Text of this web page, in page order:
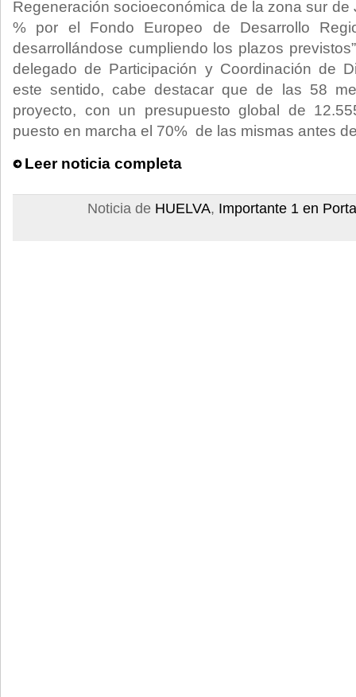
Regeneración socioeconómica de la zona sur
% por el Fondo Europeo de Desarrollo
desarrollándose cumpliendo los plazos
delegado de Participación y Coordinación de
este sentido, cabe destacar que de las 58
proyecto, con un presupuesto global de
puesto en marcha el 70% de las mismas antes
Leer noticia completa
Noticia de HUELVA, Importante 1 en